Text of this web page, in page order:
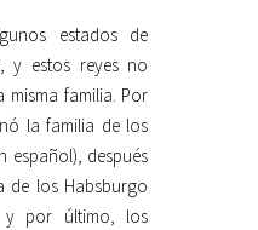
estados de
y estos reyes no
misma familia. Por
la familia de los
español), después
de los Habsburgo
y por último, los